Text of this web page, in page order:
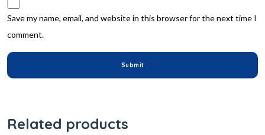
Save my name, email, and website in this browser for the next time I
comment.
Related products